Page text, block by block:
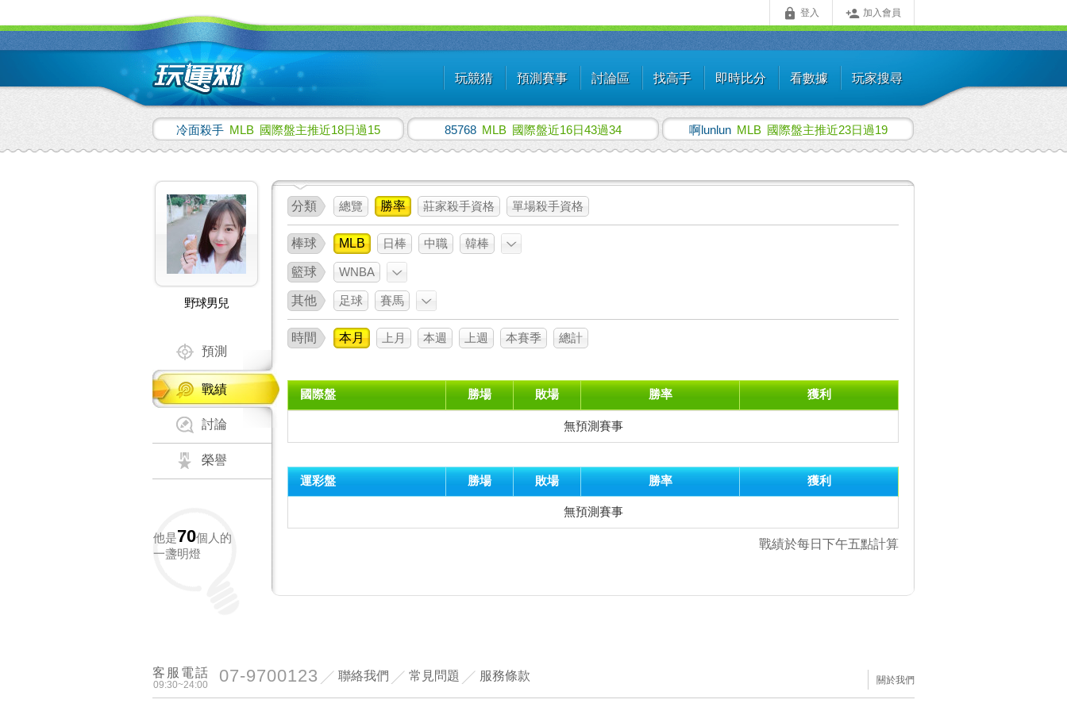
玩競猜 預測賽事 討論區 找高手 即時比分 看數據 玩家搜尋
 登入  加入會員
冷面殺手 MLB 國際盤主推近18日過15 85768 MLB 國際盤近16日43過34 啊lunlun MLB 國際盤主推近23日過19
野球男兒
預測
戰績
討論
榮譽
他是70個人的
一盞明燈
分類 總覽 勝率 莊家殺手資格 單場殺手資格
棒球 MLB 日棒 中職 韓棒
籃球 WNBA
其他 足球 賽馬
時間 本月 上月 本週 上週 本賽季 總計
國際盤 勝場 敗場 勝率 獲利
無預測賽事
運彩盤 勝場 敗場 勝率 獲利
無預測賽事
戰績於每日下午五點計算
09:30~24:00
客服電話 07-9700123 聯絡我們 常見問題 服務條款 關於我們